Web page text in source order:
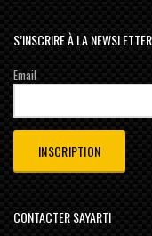
S’INSCRIRE À LA NEWSLETTER
Email
CONTACTER SAYARTI